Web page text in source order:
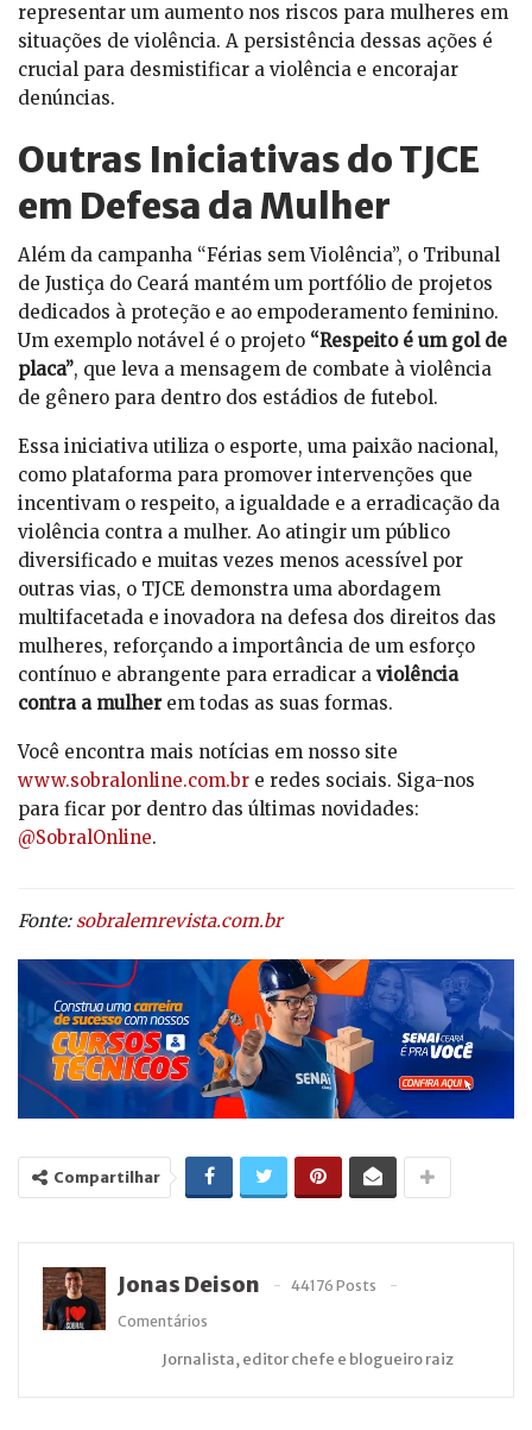
representar um aumento nos riscos para mulheres em
situações de violência. A persistência dessas ações é
crucial para desmistificar a violência e encorajar
denúncias.
Outras Iniciativas do TJCE
em Defesa da Mulher
Além da campanha “Férias sem Violência”, o Tribunal
de Justiça do Ceará mantém um portfólio de projetos
dedicados à proteção e ao empoderamento feminino.
Um exemplo notável é o projeto “Respeito é um gol de
placa”, que leva a mensagem de combate à violência
de gênero para dentro dos estádios de futebol.
Essa iniciativa utiliza o esporte, uma paixão nacional,
como plataforma para promover intervenções que
incentivam o respeito, a igualdade e a erradicação da
violência contra a mulher. Ao atingir um público
diversificado e muitas vezes menos acessível por
outras vias, o TJCE demonstra uma abordagem
multifacetada e inovadora na defesa dos direitos das
mulheres, reforçando a importância de um esforço
contínuo e abrangente para erradicar a violência
contra a mulherem todas as suas formas.
Você encontra mais notícias em nosso site
www.sobralonline.com.br e redes sociais. Siga-nos
para ficar por dentro das últimas novidades:
@SobralOnline.
Fonte: sobralemrevista.com.br
Compartilhar
Jonas Deison
44176 Posts
Comentários
Jornalista, editor chefe e blogueiro raiz